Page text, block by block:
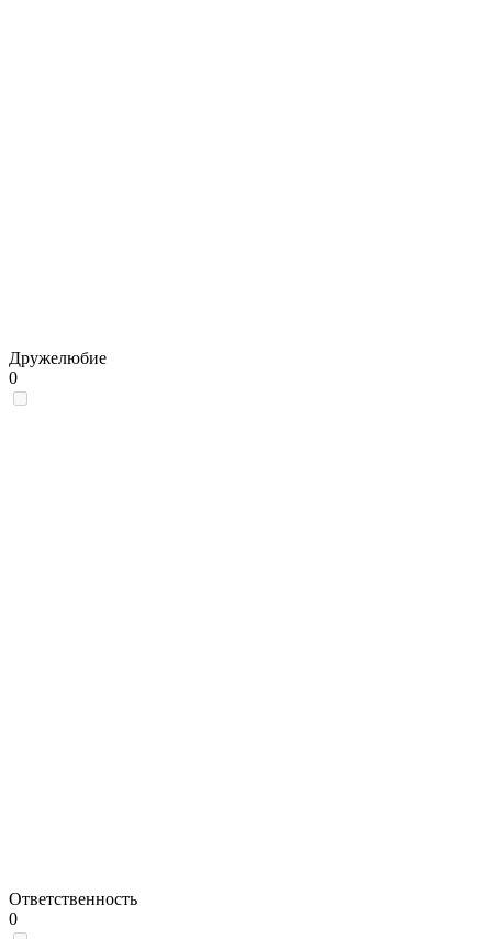
Дружелюбие
0
Ответственность
0